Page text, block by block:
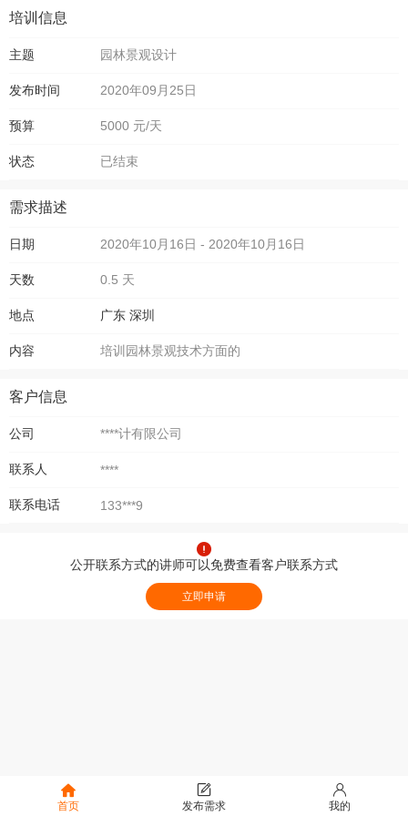
培训信息
主题 园林景观设计
发布时间 2020年09月25日
预算 5000 元/天
状态 已结束
需求描述
日期 2020年10月16日 - 2020年10月16日
天数 0.5 天
地点 广东 深圳
内容 培训园林景观技术方面的
客户信息
公司 ****计有限公司
联系人 ****
联系电话 133***9
公开联系方式的讲师可以免费查看客户联系方式
立即申请
首页 发布需求 我的